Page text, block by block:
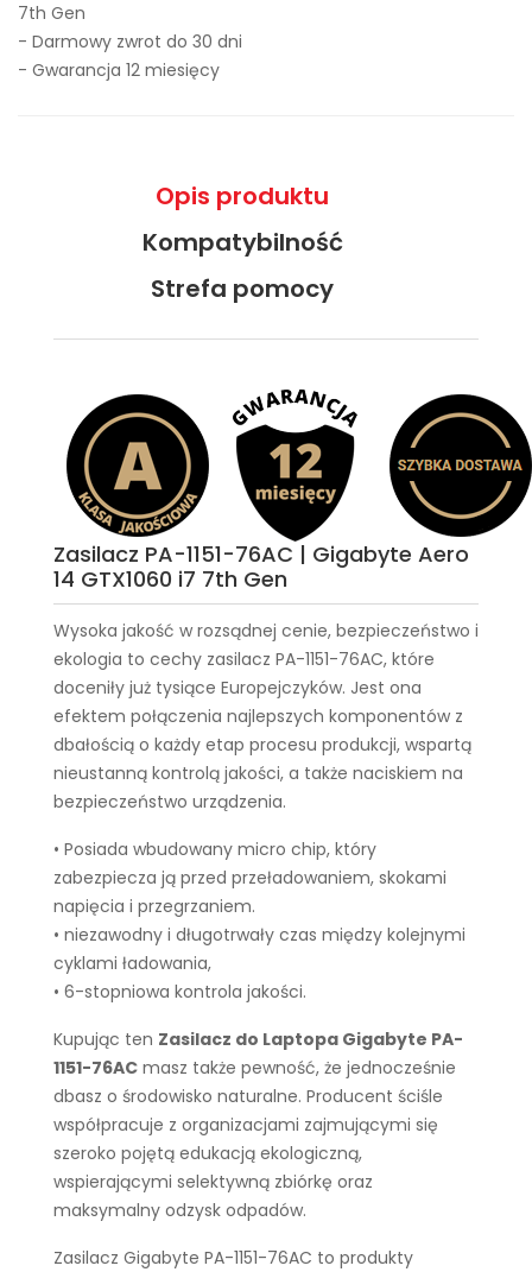
7th Gen
- Darmowy zwrot do 30 dni
- Gwarancja 12 miesięcy
Opis produktu
Kompatybilność
Strefa pomocy
Zasilacz PA-1151-76AC | Gigabyte Aero
14 GTX1060 i7 7th Gen
Wysoka jakość w rozsądnej cenie, bezpieczeństwo i
ekologia to cechy zasilacz PA-1151-76AC, które
doceniły już tysiące Europejczyków. Jest ona
efektem połączenia najlepszych komponentów z
dbałością o każdy etap procesu produkcji, wspartą
nieustanną kontrolą jakości, a także naciskiem na
bezpieczeństwo urządzenia.
• Posiada wbudowany micro chip, który
zabezpiecza ją przed przeładowaniem, skokami
napięcia i przegrzaniem.
• niezawodny i długotrwały czas między kolejnymi
cyklami ładowania,
• 6-stopniowa kontrola jakości.
Kupując ten Zasilacz do Laptopa Gigabyte PA-
1151-76AC masz także pewność, że jednocześnie
dbasz o środowisko naturalne. Producent ściśle
współpracuje z organizacjami zajmującymi się
szeroko pojętą edukacją ekologiczną,
wspierającymi selektywną zbiórkę oraz
maksymalny odzysk odpadów.
Zasilacz Gigabyte PA-1151-76AC to produkty